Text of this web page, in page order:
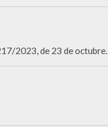
2023, de 23 de octubre.